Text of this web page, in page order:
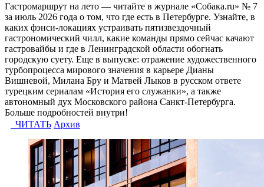
Гастромаршрут на лето — читайте в журнале «Собака.ru» № 7
за июль 2026 года о том, что где есть в Петербурге. Узнайте, в
каких фэнси-локациях устраивать пятизвездочный
гастрономический чилл, какие команды прямо сейчас качают
гастровайбы и где в Ленинградской области обогнать
городскую суету. Еще в выпуске: отражение художественного
турбопроцесса мирового значения в карьере Дианы
Вишневой, Милана Бру и Матвей Лыков в русском ответе
турецким сериалам «История его служанки», а также
автономный дух Московского района Санкт-Петербурга.
Больше подробностей внутри!
ЧИТАТЬ Архив